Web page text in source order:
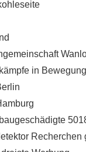
in Bewegung
Recherchen